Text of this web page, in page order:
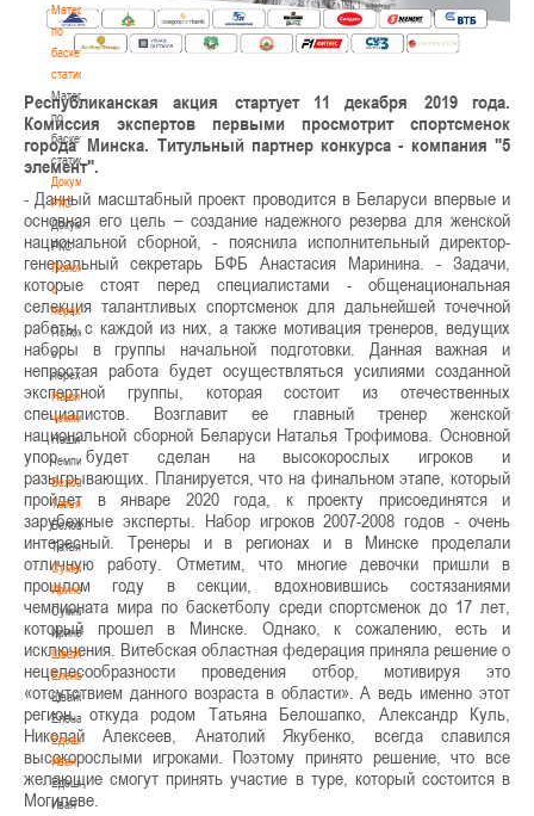
Материалы
по
баскетбольной
статистике
Материалы
по
баскетбольной
статистике
Документы
РКС
Документы
РКС
Положение
о
переходах
Положение
о
переходах
Наши
чемпионы
Наши
чемпионы
Белошапко
Татьяна
Белошапко
Татьяна
Сумникова
Ирина
Сумникова
Ирина
Швайбович
Елена
Швайбович
Елена
Едешко
Иван
Едешко
Иван
Республиканская акция стартует 11 декабря 2019 года.
Комиссия экспертов первыми просмотрит спортсменок
города Минска. Титульный партнер конкурса - компания "5
элемент".
- Данный масштабный проект проводится в Беларуси впервые и
основная его цель – создание надежного резерва для женской
национальной сборной, - пояснила исполнительный директор-
генеральный секретарь БФБ Анастасия Маринина. - Задачи,
которые стоят перед специалистами - общенациональная
селекция талантливых спортсменок для дальнейшей точечной
работы с каждой из них, а также мотивация тренеров, ведущих
наборы в группы начальной подготовки. Данная важная и
непростая работа будет осуществляться усилиями созданной
экспертной группы, которая состоит из отечественных
специалистов. Возглавит ее главный тренер женской
национальной сборной Беларуси Наталья Трофимова. Основной
упор будет сделан на высокорослых игроков и
разыгрывающих. Планируется, что на финальном этапе, который
пройдет в январе 2020 года, к проекту присоединятся и
зарубежные эксперты. Набор игроков 2007-2008 годов - очень
интересный. Тренеры и в регионах и в Минске проделали
отличную работу. Отметим, что многие девочки пришли в
прошлом году в секции, вдохновившись состязаниями
чемпионата мира по баскетболу среди спортсменок до 17 лет,
который прошел в Минске. Однако, к сожалению, есть и
исключения. Витебская областная федерация приняла решение о
нецелесообразности проведения отбор, мотивируя это
«отсутствием данного возраста в области». А ведь именно этот
регион, откуда родом Татьяна Белошапко, Александр Куль,
Николай Алексеев, Анатолий Якубенко, всегда славился
высокорослыми игроками. Поэтому принято решение, что все
желающие смогут принять участие в туре, который состоится в
Могилеве.